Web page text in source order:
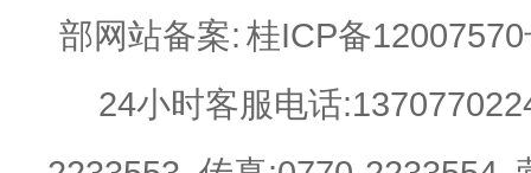
部网站备案: 桂ICP备
24小时客服电话